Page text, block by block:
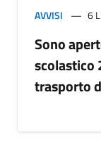
AVVISI 6
Sono
scolastico
trasporto